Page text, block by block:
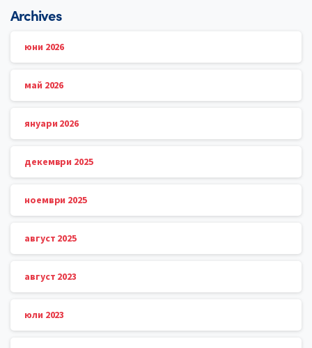
Archives
юни 2026
май 2026
януари 2026
декември 2025
ноември 2025
август 2025
август 2023
юли 2023